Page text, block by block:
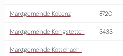
Marktgemeinde Kobenz 8720
Marktgemeinde Königstetten 3433
Marktgemeinde Kötschach-